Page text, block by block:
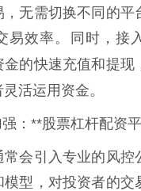
，无需切换不同的平
易效率。同时，接
金的快速充值和提现
活运用资金。
：**股票杠杆配资
常会引入专业的风控
模型，对投资者的交